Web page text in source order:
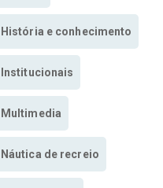
História e conhecimento
Institucionais
Multimedia
Náutica de recreio